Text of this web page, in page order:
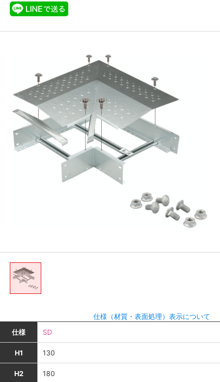
仕様（材質・表面処理）表示について
仕様
SD
H1 130
H2 180